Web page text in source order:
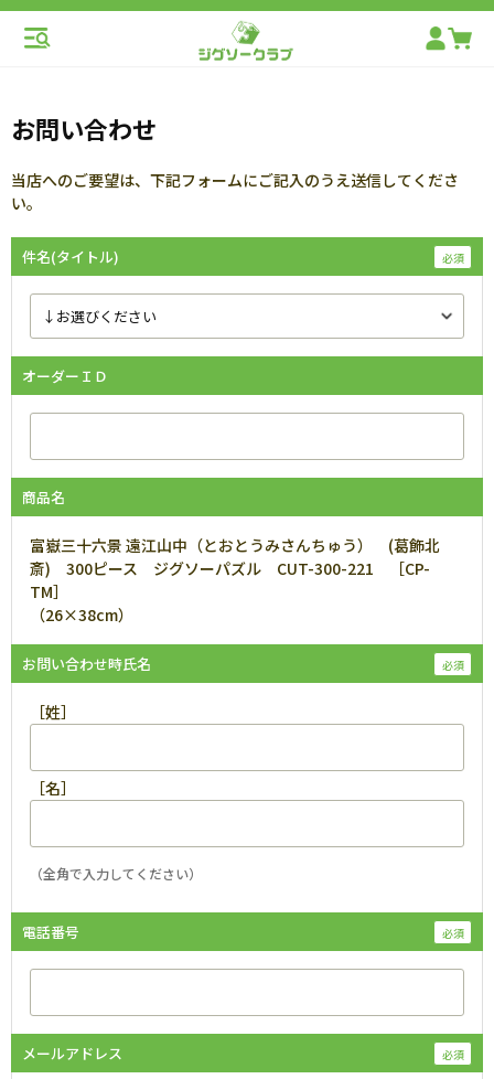
お問い合わせ
当店へのご要望は、下記フォームにご記入のうえ送信してくださ
い。
件名(タイトル)
オーダーＩＤ
商品名
富嶽三十六景 遠江山中（とおとうみさんちゅう） (葛飾北
斎) 300ピース ジグソーパズル CUT-300-221 ［CP-
TM］
（26×38cm）
お問い合わせ時氏名
［姓］
［名］
（全角で入力してください）
電話番号
メールアドレス